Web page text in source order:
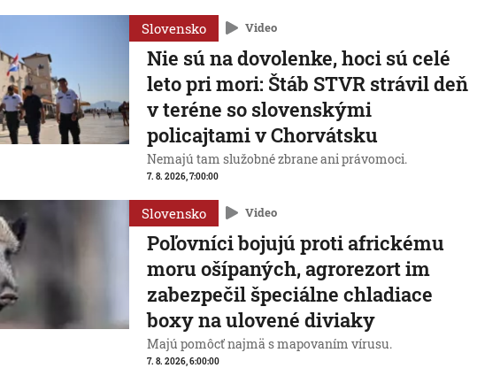
Slovensko Video
Nie sú na dovolenke, hoci sú celé
leto pri mori: Štáb STVR strávil deň
v teréne so slovenskými
policajtami v Chorvátsku
Nemajú tam služobné zbrane ani právomoci.
7. 8. 2026, 7:00:00
Slovensko Video
Poľovníci bojujú proti africkému
moru ošípaných, agrorezort im
zabezpečil špeciálne chladiace
boxy na ulovené diviaky
Majú pomôcť najmä s mapovaním vírusu.
7. 8. 2026, 6:00:00